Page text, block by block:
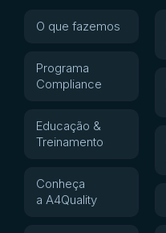
O que fazemos
Programa
Compliance
Educação &
Treinamento
Conheça
a A4Quality